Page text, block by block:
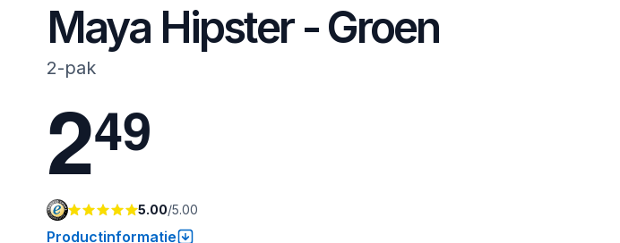
Maya Hipster - Groen
2-pak
249
5.00/5.00
Productinformatie